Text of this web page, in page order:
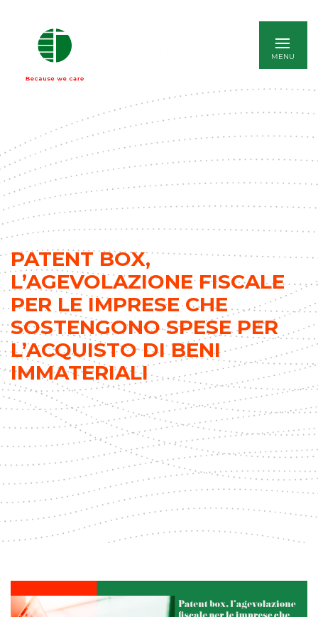
PATENT BOX,
L’AGEVOLAZIONE FISCALE
PER LE IMPRESE CHE
SOSTENGONO SPESE PER
L’ACQUISTO DI BENI
IMMATERIALI